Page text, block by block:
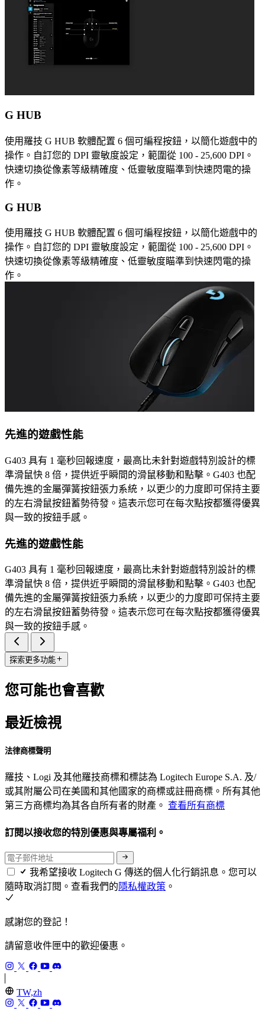
G HUB
使用羅技 G HUB 軟體配置 6 個可編程按鈕，以簡化遊戲中的
操作。自訂您的 DPI 靈敏度設定，範圍從 100 - 25,600 DPI。
快速切換從像素等級精確度、低靈敏度瞄準到快速閃電的操
作。
G HUB
使用羅技 G HUB 軟體配置 6 個可編程按鈕，以簡化遊戲中的
操作。自訂您的 DPI 靈敏度設定，範圍從 100 - 25,600 DPI。
快速切換從像素等級精確度、低靈敏度瞄準到快速閃電的操
作。
先進的遊戲性能
G403 具有 1 毫秒回報速度，最高比未針對遊戲特別設計的標
準滑鼠快 8 倍，提供近乎瞬間的滑鼠移動和點擊。G403 也配
備先進的金屬彈簧按鈕張力系統，以更少的力度即可保持主要
的左右滑鼠按鈕蓄勢待發。這表示您可在每次點按都獲得優異
與一致的按鈕手感。
先進的遊戲性能
G403 具有 1 毫秒回報速度，最高比未針對遊戲特別設計的標
準滑鼠快 8 倍，提供近乎瞬間的滑鼠移動和點擊。G403 也配
備先進的金屬彈簧按鈕張力系統，以更少的力度即可保持主要
的左右滑鼠按鈕蓄勢待發。這表示您可在每次點按都獲得優異
與一致的按鈕手感。
探索更多功能
您可能也會喜歡
最近檢視
法律商標聲明
羅技、Logi 及其他羅技商標和標誌為 Logitech Europe S.A. 及/
或其附屬公司在美國和其他國家的商標或註冊商標。所有其他
第三方商標均為其各自所有者的財產。 查看所有商標
訂閱以接收您的特別優惠與專屬福利。
我希望接收 Logitech G 傳送的個人化行銷訊息。您可以
隨時取消訂閱。查看我們的隱私權政策 。
感謝您的登記！
請留意收件匣中的歡迎優惠。
TW,zh